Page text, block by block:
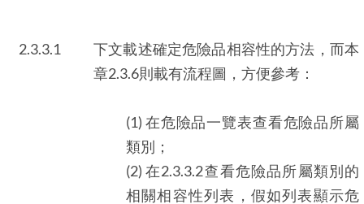
2.3.3.1
下文載述確定危險品相容性的方法，而本
章2.3.6則載有流程圖，方便參考：
(1) 在危險品一覽表查看危險品所屬
類別；
(2) 在2.3.3.2查看危險品所屬類別的
相關相容性列表，假如列表顯示危